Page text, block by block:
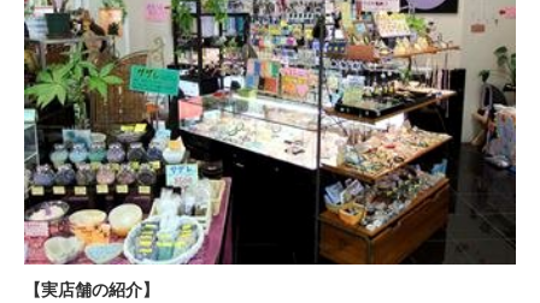
【実店舗の紹介】